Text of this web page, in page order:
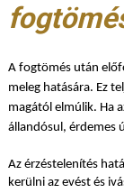
A fogtömés után
meleg hatására. Ez
magától elmúlik. Ha
állandósul, érdemes
Az érzéstelenítés
kerülni az evést és